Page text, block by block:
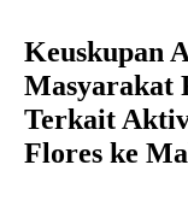
Keuskupan
Masyarakat
Terkait
Flores ke